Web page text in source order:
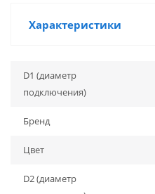
Характеристики
D1 (диаметр
подключения)
Бренд
Цвет
D2 (диаметр